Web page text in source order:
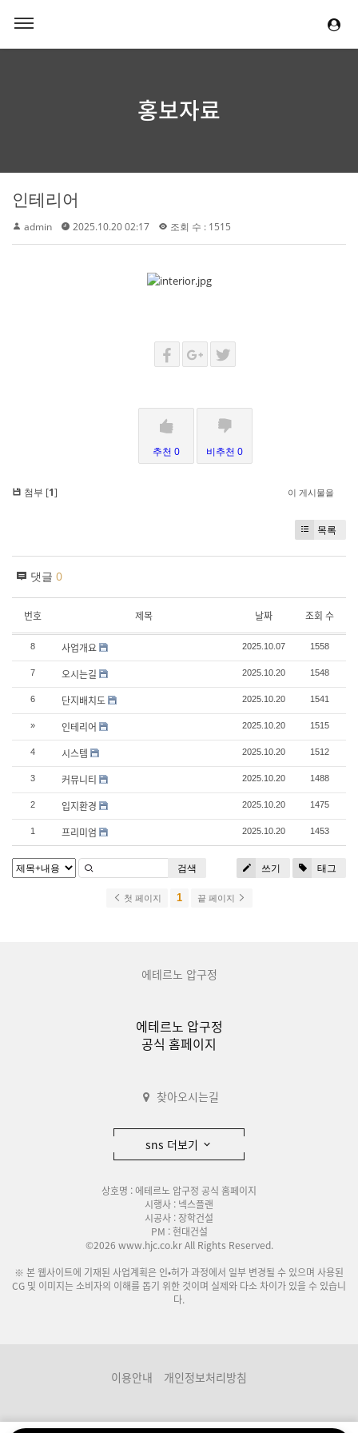
홍보자료
인테리어
admin 2025.10.20 02:17 조회 수 : 1515
추천 0 비추천 0
첨부 [1] 이 게시물을
목록
댓글 0
번호 제목 날짜 조회 수
8 사업개요 2025.10.07 1558
7 오시는길 2025.10.20 1548
6 단지배치도 2025.10.20 1541
» 인테리어 2025.10.20 1515
4 시스템 2025.10.20 1512
3 커뮤니티 2025.10.20 1488
2 입지환경 2025.10.20 1475
1 프리미엄 2025.10.20 1453
쓰기 태그
검색
첫 페이지 1 끝 페이지
에테르노 압구정
에테르노 압구정
공식 홈페이지
찾아오시는길
sns 더보기
상호명 : 에테르노 압구정 공식 홈페이지
시행사 : 넥스플랜
시공사 : 장학건설
PM : 현대건설
©2026 www.hjc.co.kr All Rights Reserved.
※ 본 웹사이트에 기재된 사업계획은 인•허가 과정에서 일부 변경될 수 있으며 사용된
CG 및 이미지는 소비자의 이해를 돕기 위한 것이며 실제와 다소 차이가 있을 수 있습니
다.
이용안내 개인정보처리방침